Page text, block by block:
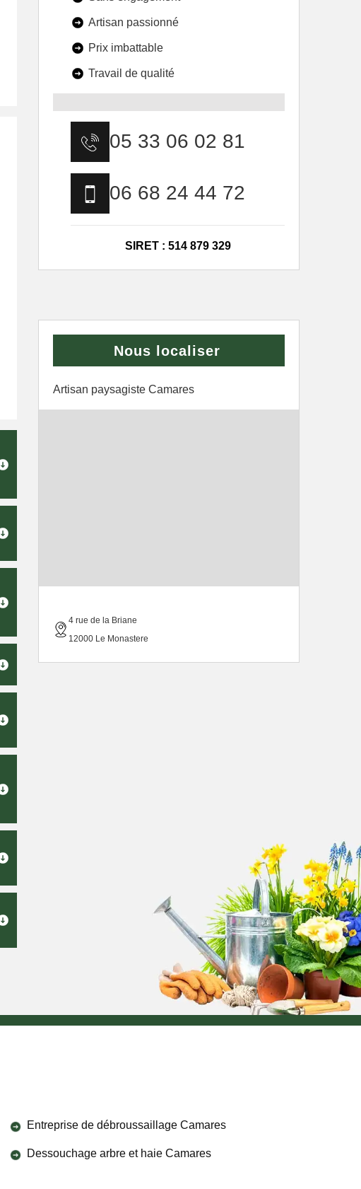
Artisan passionné
Prix imbattable
Travail de qualité
05 33 06 02 81
06 68 24 44 72
SIRET : 514 879 329
Nous localiser
Artisan paysagiste Camares
4 rue de la Briane
12000 Le Monastere
Entreprise de débroussaillage Camares
Dessouchage arbre et haie Camares